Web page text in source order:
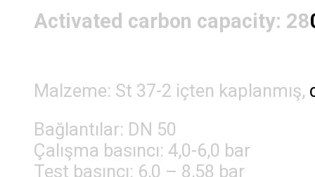
Activated carbon capacity:
Malzeme: St 37-2 içten kaplanmış,
Bağlantılar: DN 50
Çalışma basıncı: 4,0-6,0 bar
Test basıncı: 6,0 – 8,58 bar